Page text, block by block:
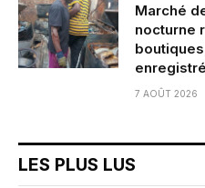
Marché
nocturne
7 AOÛT 2026
LES PLUS LUS